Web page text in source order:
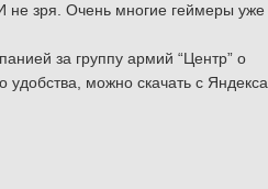
не зря. Очень многие геймеры уже
за группу армий “Центр” о
можно скачать с Яндекса.